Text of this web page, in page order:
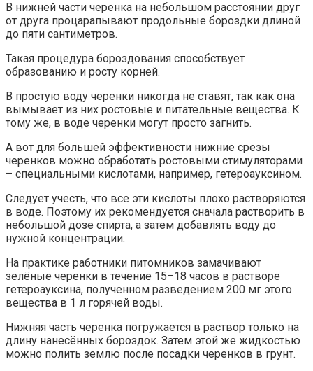
В нижней части черенка на небольшом расстоянии друг
от друга процарапывают продольные бороздки длиной
до пяти сантиметров.
Такая процедура бороздования способствует
образованию и росту корней.
В простую воду черенки никогда не ставят, так как она
вымывает из них ростовые и питательные вещества. К
тому же, в воде черенки могут просто загнить.
А вот для большей эффективности нижние срезы
черенков можно обработать ростовыми стимуляторами
– специальными кислотами, например, гетероауксином.
Следует учесть, что все эти кислоты плохо растворяются
в воде. Поэтому их рекомендуется сначала растворить в
небольшой дозе спирта, а затем добавлять воду до
нужной концентрации.
На практике работники питомников замачивают
зелёные черенки в течение 15–18 часов в растворе
гетероауксина, полученном разведением 200 мг этого
вещества в 1 л горячей воды.
Нижняя часть черенка погружается в раствор только на
длину нанесённых бороздок. Затем этой же жидкостью
можно полить землю после посадки черенков в грунт.